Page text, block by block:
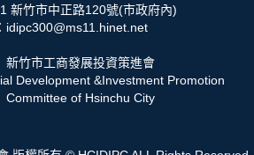
新竹市中正路120號(市政府內)
idipc300@ms11.hinet.net
新竹市工商發展投資策進會
Development &Investment Promotion
Committee of Hsinchu City